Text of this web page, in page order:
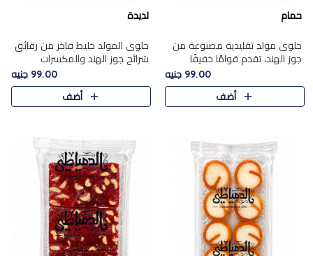
حمام
حلوى مولد تقليدية مصنوعة من
جوز الهند، تقدم قوامًا خفيفًا
ونكهة شرقية أصيلة تجسد روح
الـموسم الأعياد.
99.00 جنيه
أضف
لديدة
حلوى المولد خليط فاخر من رقائق
شرائح جوز الهند والمكسرات
المحمصة، متماسك بشراب حلاوة
الكراميل الخفيفة ليمنحك قرمشة
غنية ومذاقًا شرقيًا أصيلً..
99.00 جنيه
أضف